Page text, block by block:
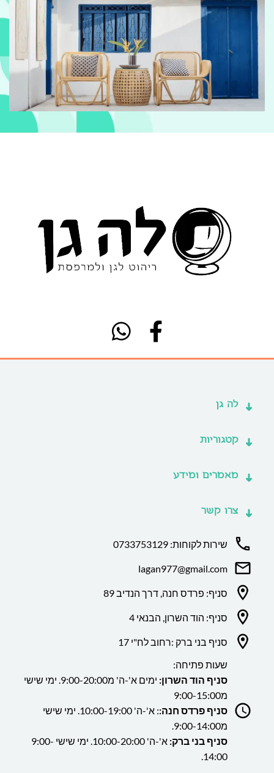
לה גן
קטגוריות
מאמרים ומידע
צרו קשר
שירות לקוחות: 0733753129
lagan977@gmail.com
סניף: פרדס חנה, דרך הנדיב 89
סניף: הוד השרון, הבנאי 4
סניף בני ברק :רחוב לח"י 17
שעות פתיחה:
סניף הוד השרון:
ימים א'-ה' מ9:00-20:00. ימי שישי
מ9:00-15:00
סניף פרדס חנה:
: א'-ה' 10:00-19:00. ימי שישי
מ9:00-14:00.
סניף בני ברק:
א'-ה' 10:00-20:00. ימי שישי 9:00-
14:00.